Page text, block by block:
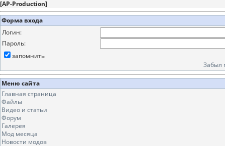
[AP-Production]
Форма входа
Логин:
Пароль:
запомнить
Забыл
Меню сайта
Главная страница
Файлы
Видео и статьи
Форум
Галерея
Мод месяца
Новости модов